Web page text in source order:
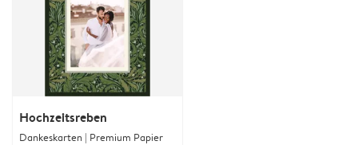
Hochzeitsreben
Dankeskarten | Premium Papier